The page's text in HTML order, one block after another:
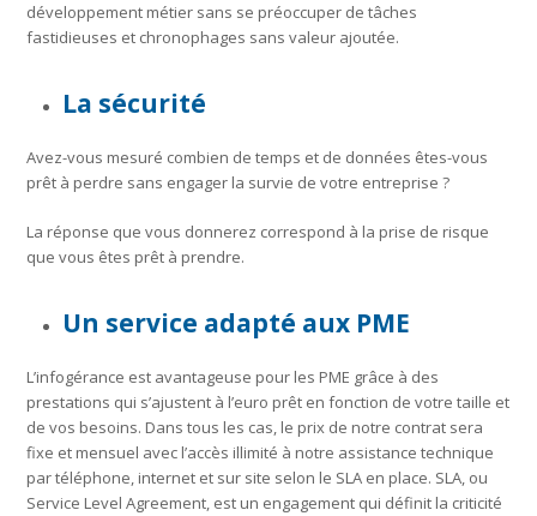
développement métier sans se préoccuper de tâches
fastidieuses et chronophages sans valeur ajoutée.
La sécurité
Avez-vous mesuré combien de temps et de données êtes-vous
prêt à perdre sans engager la survie de votre entreprise ?
La réponse que vous donnerez correspond à la prise de risque
que vous êtes prêt à prendre.
Un service adapté aux PME
L’infogérance est avantageuse pour les PME grâce à des
prestations qui s’ajustent à l’euro prêt en fonction de votre taille et
de vos besoins. Dans tous les cas, le prix de notre contrat sera
fixe et mensuel avec l’accès illimité à notre assistance technique
par téléphone, internet et sur site selon le SLA en place. SLA, ou
Service Level Agreement, est un engagement qui définit la criticité